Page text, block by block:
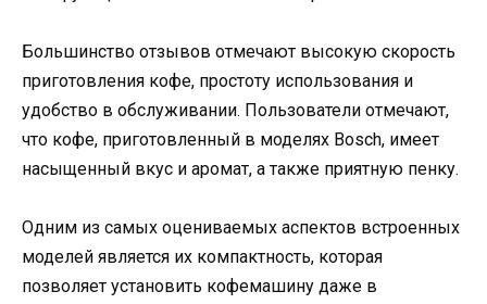
Большинство отзывов отмечают высокую скорость
приготовления кофе, простоту использования и
удобство в обслуживании. Пользователи отмечают,
что кофе, приготовленный в моделях Bosch, имеет
насыщенный вкус и аромат, а также приятную пенку.
Одним из самых оцениваемых аспектов встроенных
моделей является их компактность, которая
позволяет установить кофемашину даже в